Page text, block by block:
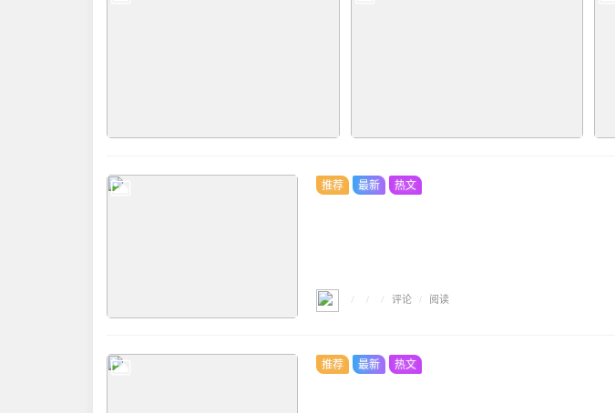
推荐 最新 热文
/ / / 评论 / 阅读
推荐 最新 热文